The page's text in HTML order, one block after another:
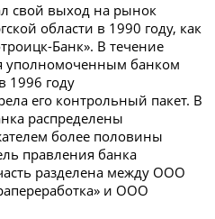
свой выход на рынок
области в 1990 году, как
Банк». В течение
уполномоченным банком
1996 году
его контрольный пакет. В
распределены
более половины
правления банка
разделена между ООО
и ООО